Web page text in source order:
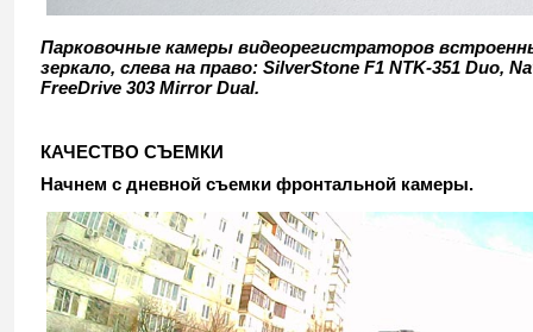
Парковочные камеры видеорегистраторов
зеркало, слева на право: SilverStone F1 NTK-351 Duo,
FreeDrive 303 Mirror Dual.
КАЧЕСТВО СЪЕМКИ
Начнем с дневной съемки фронтальной камеры.